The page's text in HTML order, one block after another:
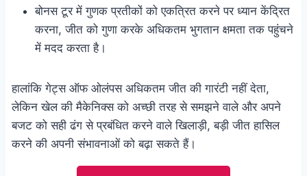
बोनस टूर में गुणक प्रतीकों को एकत्रित करने पर ध्यान केंद्रित
करना, जीत को गुणा करके अधिकतम भुगतान क्षमता तक पहुंचने
में मदद करता है।
हालांकि गेट्स ऑफ ओलंपस अधिकतम जीत की गारंटी नहीं देता,
लेकिन खेल की मैकेनिक्स को अच्छी तरह से समझने वाले और अपने
बजट को सही ढंग से प्रबंधित करने वाले खिलाड़ी, बड़ी जीत हासिल
करने की अपनी संभावनाओं को बढ़ा सकते हैं।